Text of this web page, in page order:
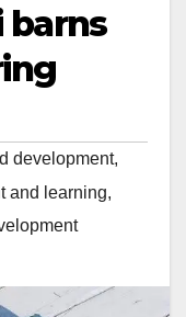
barns
development,
and learning,